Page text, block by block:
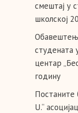
смештај у
школској
студената
центар
годину
Постаните
U.“